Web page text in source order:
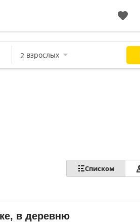
Списком
в деревню